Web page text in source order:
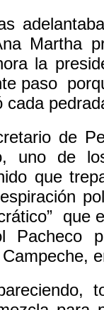
Martha
la
paso
cada
de
uno de
que
que
Pacheco